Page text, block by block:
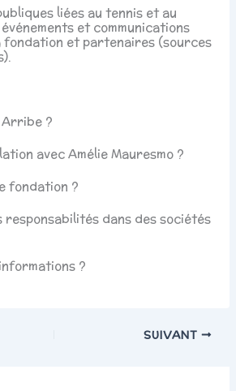
liées au tennis et au
et communications
fondation et partenaires (sources
Arribe ?
avec Amélie Mauresmo ?
fondation ?
responsabilités dans des sociétés
?
SUIVANT